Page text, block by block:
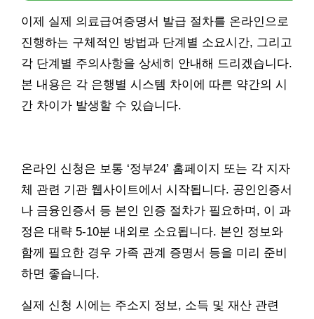
이제 실제 의료급여증명서 발급 절차를 온라인으로
진행하는 구체적인 방법과 단계별 소요시간, 그리고
각 단계별 주의사항을 상세히 안내해 드리겠습니다.
본 내용은 각 은행별 시스템 차이에 따른 약간의 시
간 차이가 발생할 수 있습니다.
온라인 신청은 보통 ‘정부24’ 홈페이지 또는 각 지자
체 관련 기관 웹사이트에서 시작됩니다. 공인인증서
나 금융인증서 등 본인 인증 절차가 필요하며, 이 과
정은 대략 5-10분 내외로 소요됩니다. 본인 정보와
함께 필요한 경우 가족 관계 증명서 등을 미리 준비
하면 좋습니다.
실제 신청 시에는 주소지 정보, 소득 및 재산 관련